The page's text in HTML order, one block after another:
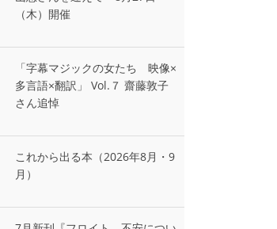
（木）開催
「字幕マジックの女たち 映像×
多言語×翻訳」 Vol.７ 齋藤敦子
さん追悼
これから出る本（2026年8月・9
月）